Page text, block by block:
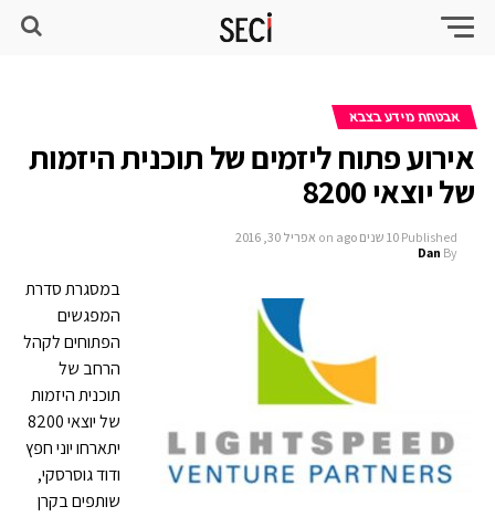
אבטחת מידע בצבא
אירוע פתוח ליזמים של תוכנית היזמות
של יוצאי 8200
Published 10 שנים ago on אפריל 30, 2016
By
Dan
במסגרת סדרת
המפגשים
הפתוחים לקהל
הרחב של
תוכנית היזמות
של יוצאי 8200
יתארחו יוני חפץ
ודוד גוסרסקי,
שותפים בקרן